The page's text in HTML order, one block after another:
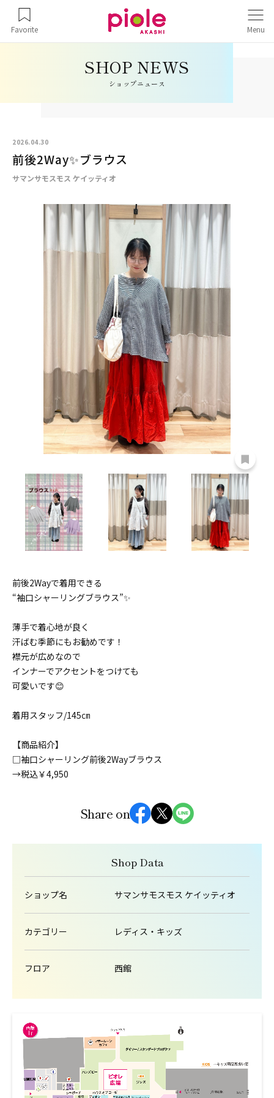
Favorite Menu
ショップニュース
2026.04.30
前後2Way✨ブラウス
サマンサモスモス ケイッティオ
前後2Wayで着用できる
“袖口シャーリングブラウス”✨
薄手で着心地が良く
汗ばむ季節にもお勧めです！
襟元が広めなので
インナーでアクセントをつけても
可愛いです😊
着用スタッフ/145㎝
【商品紹介】
□袖口シャーリング前後2Wayブラウス
→税込￥4,950
Share on
Shop Data
ショップ名 サマンサモスモス ケイッティオ
カテゴリー レディス・キッズ
フロア 西館